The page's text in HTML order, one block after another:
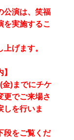
公演は、笑福
を実施するこ
げます。
)までにチケ
更でご来場さ
しを行いま
段をご覧くだ